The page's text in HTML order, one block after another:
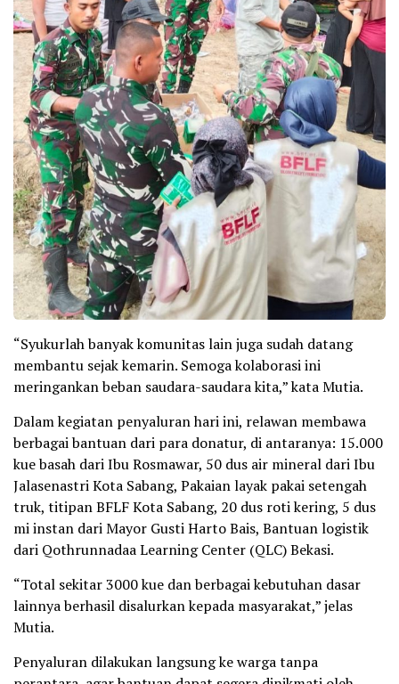
“Syukurlah banyak komunitas lain juga sudah datang
membantu sejak kemarin. Semoga kolaborasi ini
meringankan beban saudara-saudara kita,” kata Mutia.
Dalam kegiatan penyaluran hari ini, relawan membawa
berbagai bantuan dari para donatur, di antaranya: 15.000
kue basah dari Ibu Rosmawar, 50 dus air mineral dari Ibu
Jalasenastri Kota Sabang, Pakaian layak pakai setengah
truk, titipan BFLF Kota Sabang, 20 dus roti kering, 5 dus
mi instan dari Mayor Gusti Harto Bais, Bantuan logistik
dari Qothrunnadaa Learning Center (QLC) Bekasi.
“Total sekitar 3000 kue dan berbagai kebutuhan dasar
lainnya berhasil disalurkan kepada masyarakat,” jelas
Mutia.
Penyaluran dilakukan langsung ke warga tanpa